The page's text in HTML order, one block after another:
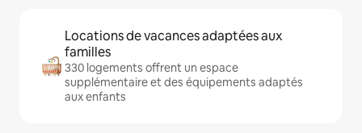
Locations de vacances adaptées aux
familles
330 logements offrent un espace
supplémentaire et des équipements adaptés
aux enfants